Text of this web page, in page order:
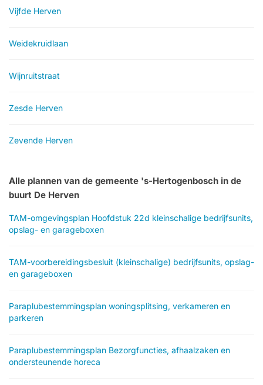
Vijfde Herven
Weidekruidlaan
Wijnruitstraat
Zesde Herven
Zevende Herven
Alle plannen van de gemeente 's-Hertogenbosch in de
buurt De Herven
TAM-omgevingsplan Hoofdstuk 22d kleinschalige bedrijfsunits,
opslag- en garageboxen
TAM-voorbereidingsbesluit (kleinschalige) bedrijfsunits, opslag-
en garageboxen
Paraplubestemmingsplan woningsplitsing, verkameren en
parkeren
Paraplubestemmingsplan Bezorgfuncties, afhaalzaken en
ondersteunende horeca